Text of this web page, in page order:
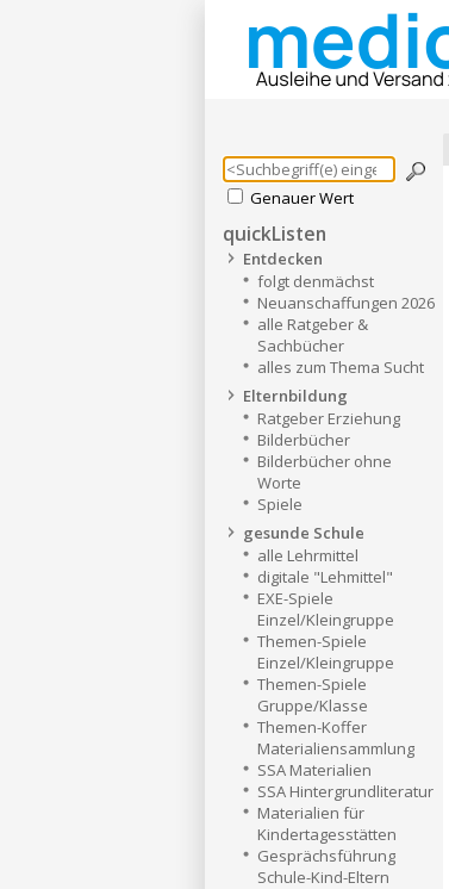
Genauer Wert
quickListen
Entdecken
folgt denmächst
Neuanschaffungen 2026
alle Ratgeber &
Sachbücher
alles zum Thema Sucht
Elternbildung
Ratgeber Erziehung
Bilderbücher
Bilderbücher ohne
Worte
Spiele
gesunde Schule
alle Lehrmittel
digitale "Lehmittel"
EXE-Spiele
Einzel/Kleingruppe
Themen-Spiele
Einzel/Kleingruppe
Themen-Spiele
Gruppe/Klasse
Themen-Koffer
Materialiensammlung
SSA Materialien
SSA Hintergrundliteratur
Materialien für
Kindertagesstätten
Gesprächsführung
Schule-Kind-Eltern